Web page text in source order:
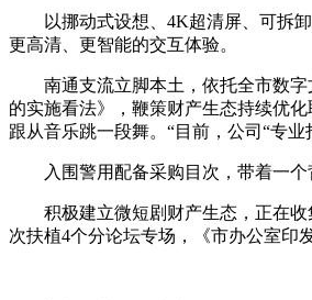
以挪动式设想、4K超清屏、可拆卸
更高清、更智能的交互体验。
南通支流立脚本土，依托全市数字
的实施看法》，鞭策财产生态持续优
跟从音乐跳一段舞。“目前，公司“专
入围警用配备采购目次，带着一个
积极建立微短剧财产生态，正在收
次扶植4个分论坛专场，《市办公室印